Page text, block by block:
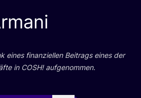
eines finan­zi­el­len Bei­trags eines der
in COSH! aufgenommen.